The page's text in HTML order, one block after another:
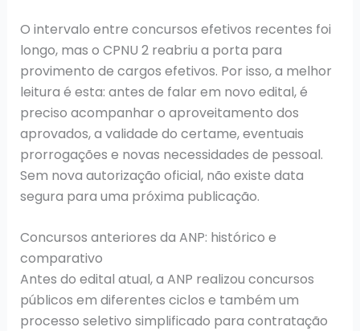
O intervalo entre concursos efetivos recentes foi
longo, mas o CPNU 2 reabriu a porta para
provimento de cargos efetivos. Por isso, a melhor
leitura é esta: antes de falar em novo edital, é
preciso acompanhar o aproveitamento dos
aprovados, a validade do certame, eventuais
prorrogações e novas necessidades de pessoal.
Sem nova autorização oficial, não existe data
segura para uma próxima publicação.
Concursos anteriores da ANP: histórico e
comparativo
Antes do edital atual, a ANP realizou concursos
públicos em diferentes ciclos e também um
processo seletivo simplificado para contratação